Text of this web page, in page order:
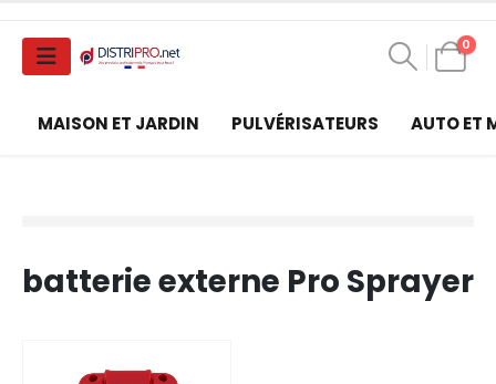
0
MAISON ET JARDIN PULVÉRISATEURS AUTO ET
batterie externe Pro Sprayer